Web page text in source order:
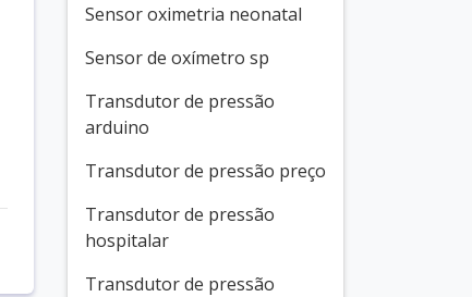
Sensor oximetria neonatal
Sensor de oxímetro sp
Transdutor de pressão
arduino
Transdutor de pressão preço
Transdutor de pressão
hospitalar
Transdutor de pressão